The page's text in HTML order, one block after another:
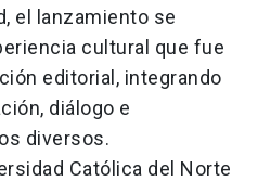
el lanzamiento se
cultural que fue
editorial, integrando
diálogo e
diversos.
Católica del Norte